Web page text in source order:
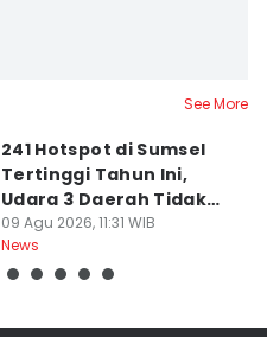
See More
241 Hotspot di Sumsel
Tertinggi Tahun Ini,
Udara 3 Daerah Tidak
Sehat
09 Agu 2026, 11:31 WIB
News